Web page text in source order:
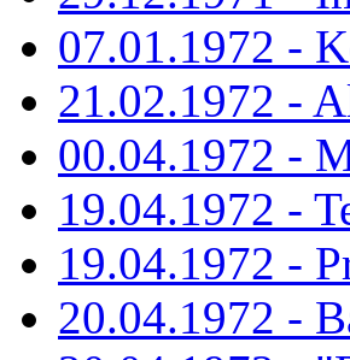
07.01.1972 -
21.02.1972 -
00.04.1972 -
19.04.1972 -
19.04.1972 -
20.04.1972 -